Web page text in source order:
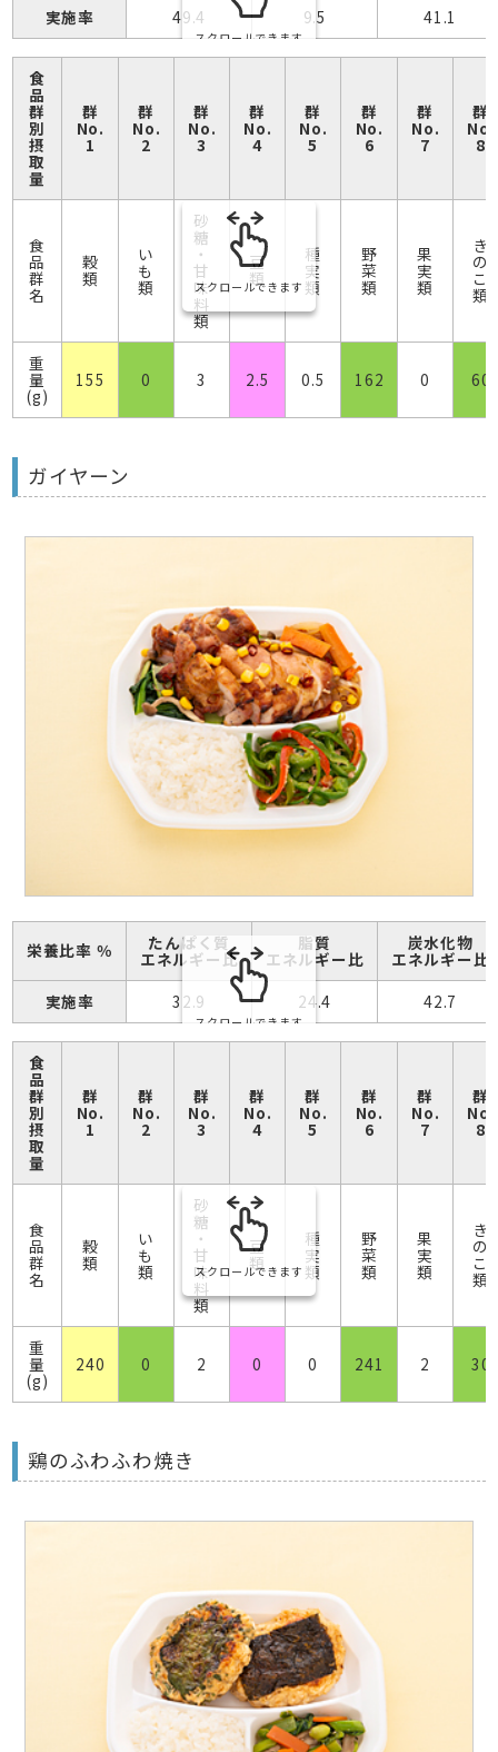
実施率 49.4 9.5 41.1
スクロールできます
食
品
群
別
摂
取
量
群
No.
1
群
No.
2
群
No.
3
群
No.
4
群
No.
5
群
No.
6
群
No.
7
群
No.
8
食
品
群
名
穀
類
い
も
類
砂
糖
・
甘
味
料
類
豆
類
種
実
類
野
菜
類
果
実
類
き
の
こ
類
重
量
(g)
155 0 3 2.5 0.5 162 0 60
スクロールできます
ガイヤーン
栄養比率 ％ たんぱく質
エネルギー比
脂質
エネルギー比
炭水化物
エネルギー比
実施率
32.9 24.4 42.7
スクロールできます
食
品
群
別
摂
取
量
群
No.
1
群
No.
2
群
No.
3
群
No.
4
群
No.
5
群
No.
6
群
No.
7
群
No.
8
食
品
群
名
穀
類
い
も
類
砂
糖
・
甘
味
料
類
豆
類
種
実
類
野
菜
類
果
実
類
き
の
こ
類
重
量
(g)
240 0 2 0 0 241 2 30
スクロールできます
鶏のふわふわ焼き